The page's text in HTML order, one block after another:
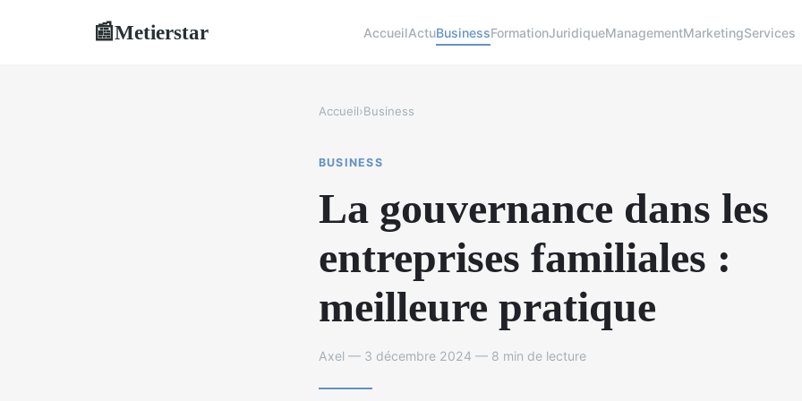
📰Metierstar AccueilActuBusinessFormationJuridiqueManagementMarketingServices
Accueil›Business
BUSINESS
La gouvernance dans les
entreprises familiales :
meilleure pratique
Axel — 3 décembre 2024 — 8 min de lecture